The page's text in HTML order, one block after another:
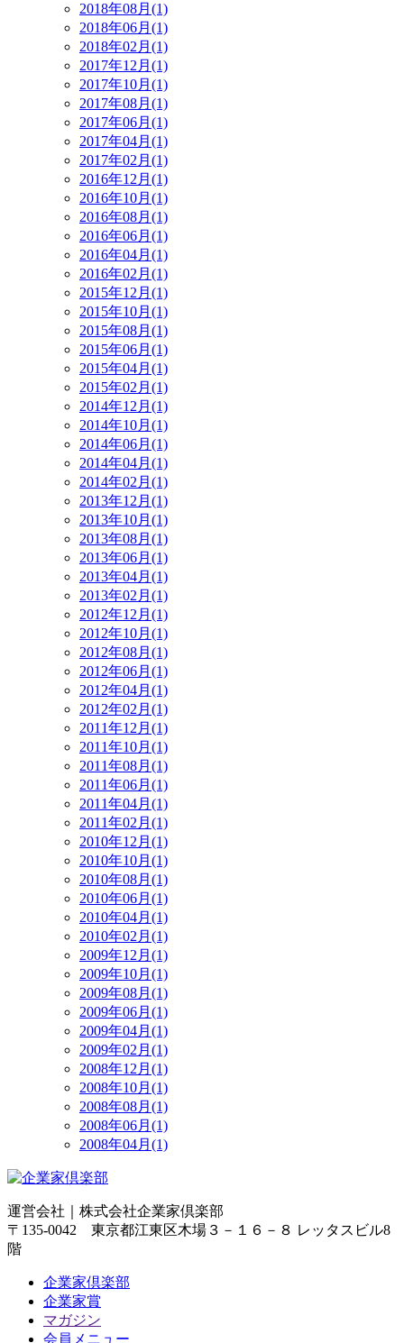
2018年08月(1)
2018年06月(1)
2018年02月(1)
2017年12月(1)
2017年10月(1)
2017年08月(1)
2017年06月(1)
2017年04月(1)
2017年02月(1)
2016年12月(1)
2016年10月(1)
2016年08月(1)
2016年06月(1)
2016年04月(1)
2016年02月(1)
2015年12月(1)
2015年10月(1)
2015年08月(1)
2015年06月(1)
2015年04月(1)
2015年02月(1)
2014年12月(1)
2014年10月(1)
2014年06月(1)
2014年04月(1)
2014年02月(1)
2013年12月(1)
2013年10月(1)
2013年08月(1)
2013年06月(1)
2013年04月(1)
2013年02月(1)
2012年12月(1)
2012年10月(1)
2012年08月(1)
2012年06月(1)
2012年04月(1)
2012年02月(1)
2011年12月(1)
2011年10月(1)
2011年08月(1)
2011年06月(1)
2011年04月(1)
2011年02月(1)
2010年12月(1)
2010年10月(1)
2010年08月(1)
2010年06月(1)
2010年04月(1)
2010年02月(1)
2009年12月(1)
2009年10月(1)
2009年08月(1)
2009年06月(1)
2009年04月(1)
2009年02月(1)
2008年12月(1)
2008年10月(1)
2008年08月(1)
2008年06月(1)
2008年04月(1)
運営会社｜ 株式会社企業家倶楽部
〒135-0042 東京都江東区木場３－１６－８ レッタスビル8
階
企業家倶楽部
企業家賞
マガジン
会員メニュー